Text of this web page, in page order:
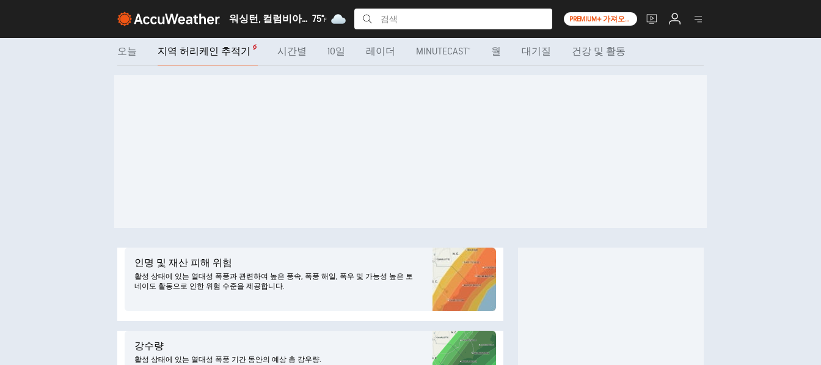
워싱턴, 컬럼비아 특별구 75°F PREMIUM+ 가져오기
오늘 지역 허리케인 추적기 시간별 10일 레이더 MINUTECAST® 월 대기질 건강 및 활동
인명 및 재산 피해 위험
활성 상태에 있는 열대성 폭풍과 관련하여 높은 풍속, 폭풍 해일, 폭우 및 가능성 높은 토
네이도 활동으로 인한 위험 수준을 제공합니다.
강수량
활성 상태에 있는 열대성 폭풍 기간 동안의 예상 총 강우량.